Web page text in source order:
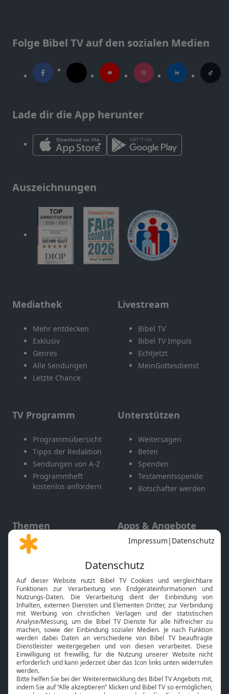
Folge Bibel TV auf den sozialen Medien
Lade dir die App herunter
Auszeichnungen
Mediathek
Mehr entdecken
Exklusiv
Genres
Alle Sendungen
Letzte Chance
Livestream
Bibel TV
Bibel TV Impuls
EchtJetzt
MeinGottesdienst
TV Programm
Programmübersicht
Tipps der Redaktion
Sendungen von A-Z
Programmheft
kostenlos anfordern
Unterstützen
Weitersagen
Beten
Spenden
Testamentsspende
Botschafter werden
Themen
Gott und Bibel erklärt
Neuigkeiten
Apps & Angebote
Mobile App
Smart TV
HbbTV
Bibelthek Online-Bibel
Nächster Gottesdienst
Bibel TV
Über uns
Service
Kontakt